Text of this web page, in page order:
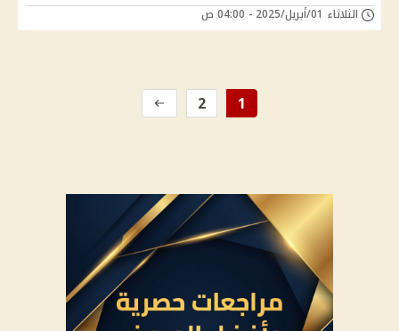
الثلاثاء 01/أبريل/2025 - 04:00 ص
1
2